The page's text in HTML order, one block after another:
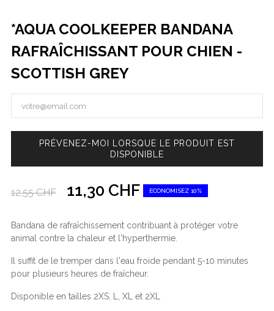
*AQUA COOLKEEPER BANDANA
RAFRAÎCHISSANT POUR CHIEN -
SCOTTISH GREY
PRÉVENEZ-MOI LORSQUE LE PRODUIT EST
DISPONIBLE
12,55 CHF 11,30 CHF ECONOMISEZ 10%
Bandana de rafraîchissement contribuant à protéger votre
animal contre la chaleur et l'hyperthermie.
Il suffit de le tremper dans l'eau froide pendant 5-10 minutes
pour plusieurs heures de fraîcheur.
Disponible en tailles 2XS, L, XL et 2XL